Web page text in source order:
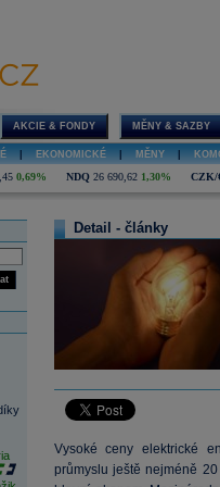
AKCIE & FONDY MĚNY & SAZBY
EKONOMICKÉ MĚNY
0,69% NDQ 26 690,62 1,30% CZK/
Detail - články
Vysoké ceny elektrické
průmyslu ještě nejméně